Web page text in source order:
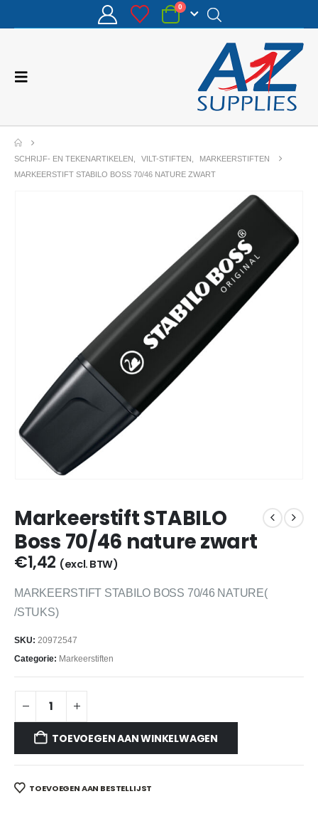
0
SCHRIJF- EN TEKENARTIKELEN VILT-STIFTEN
MARKEERSTIFTEN
MARKEERSTIFT STABILO BOSS 70/46 NATURE ZWART
Markeerstift STABILO
Boss 70/46 nature zwart
€1,42 (excl. BTW)
MARKEERSTIFT STABILO BOSS 70/46 NATURE(
/STUKS)
SKU: 20972547
Categorie: Markeerstiften
TOEVOEGEN AAN WINKELWAGEN
TOEVOEGEN AAN BESTELLIJST